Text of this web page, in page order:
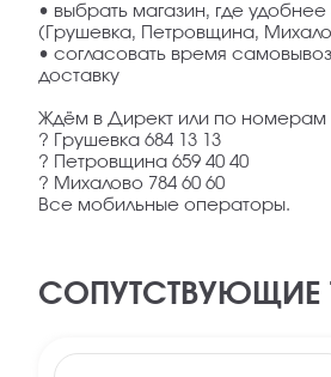
• выбрать магазин, где удобнее
(Грушевка, Петровщина,
• согласовать время
доставку
Ждём в Директ или по номерам
? Грушевка 684 13 13
? Петровщина 659 40 40
? Михалово 784 60 60
Все мобильные операторы.
СОПУТСТВУЮЩИЕ